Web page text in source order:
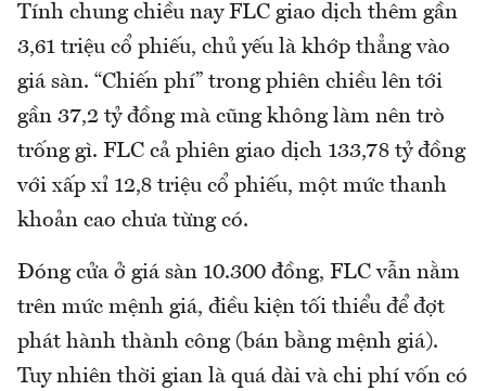
Tính chung chiều nay FLC giao dịch thêm gần
3,61 triệu cổ phiếu, chủ yếu là khớp thẳng vào
giá sàn. “Chiến phí” trong phiên chiều lên tới
gần 37,2 tỷ đồng mà cũng không làm nên trò
trống gì. FLC cả phiên giao dịch 133,78 tỷ đồng
với xấp xỉ 12,8 triệu cổ phiếu, một mức thanh
khoản cao chưa từng có.
Đóng cửa ở giá sàn 10.300 đồng, FLC vẫn nằm
trên mức mệnh giá, điều kiện tối thiểu để đợt
phát hành thành công (bán bằng mệnh giá).
Tuy nhiên thời gian là quá dài và chi phí vốn có